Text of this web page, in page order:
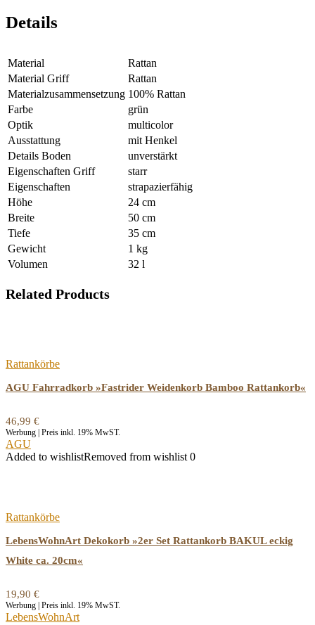
Details
Material
Rattan
Material Griff
Rattan
Materialzusammensetzung 100% Rattan
Farbe
grün
Optik
multicolor
Ausstattung
mit Henkel
Details Boden
unverstärkt
Eigenschaften Griff
starr
Eigenschaften
strapazierfähig
Höhe
24 cm
Breite
50 cm
Tiefe
35 cm
Gewicht
1 kg
Volumen
32 l
Related Products
Rattankörbe
AGU Fahrradkorb »Fastrider Weidenkorb Bamboo Rattankorb«
46,99 €
Werbung | Preis inkl. 19% MwST.
AGU
Added to wishlistRemoved from wishlist 0
Rattankörbe
LebensWohnArt Dekokorb »2er Set Rattankorb BAKUL eckig
White ca. 20cm«
19,90 €
Werbung | Preis inkl. 19% MwST.
LebensWohnArt